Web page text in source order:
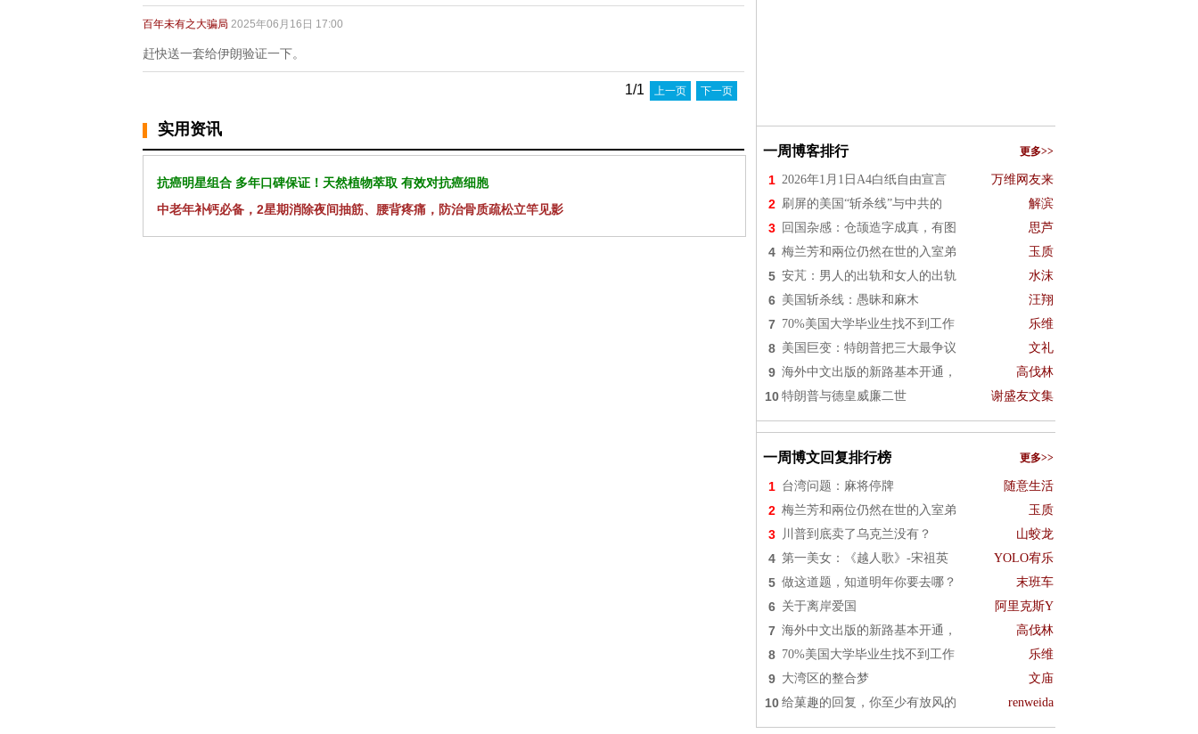
百年未有之大骗局 2025年06月16日 17:00
赶快送一套给伊朗验证一下。
1/1 上一页 下一页
实用资讯
抗癌明星组合 多年口碑保证！天然植物萃取 有效对抗癌细胞
中老年补钙必备，2星期消除夜间抽筋、腰背疼痛，防治骨质疏松立竿见影
一周博客排行 更多>>
1 2026年1月1日A4白纸自由宣言 万维网友来
2 刷屏的美国“斩杀线”与中共的 解滨
3 回国杂感：仓颉造字成真，有图 思芦
4 梅兰芳和兩位仍然在世的入室弟 玉质
5 安芃：男人的出轨和女人的出轨 水沫
6 美国斩杀线：愚昧和麻木 汪翔
7 70%美国大学毕业生找不到工作 乐维
8 美国巨变：特朗普把三大最争议 文礼
9 海外中文出版的新路基本开通， 高伐林
10 特朗普与德皇威廉二世 谢盛友文集
一周博文回复排行榜 更多>>
1 台湾问题：麻将停牌 随意生活
2 梅兰芳和兩位仍然在世的入室弟 玉质
3 川普到底卖了乌克兰没有？ 山蛟龙
4 第一美女：《越人歌》-宋祖英 YOLO宥乐
5 做这道题，知道明年你要去哪？ 末班车
6 关于离岸爱国 阿里克斯Y
7 海外中文出版的新路基本开通， 高伐林
8 70%美国大学毕业生找不到工作 乐维
9 大湾区的整合梦 文庙
10 给菓趣的回复，你至少有放风的 renweida